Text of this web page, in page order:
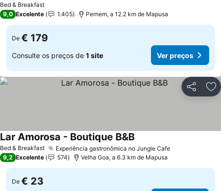
Bed & Breakfast
9,0 Excelente 1.405 Pernem, a 12.2 km de Mapusa
De € 179
Consulte os preços de 1 site Ver preços
Partilhar
Bed & Breakfast Experiência gastronômica no Jungle CafeVer preços
Lar Amorosa - Boutique B&BVer preços
9,2 Excelente 574 Velha Goa, a 6.3 km de Mapusa
De € 23